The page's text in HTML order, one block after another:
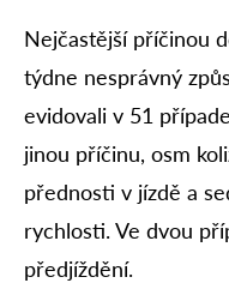
Nejčastější příčinou
týdne nesprávný
evidovali v 51
jinou příčinu, osm
přednosti v jízdě a
rychlosti. Ve dvou
předjíždění.